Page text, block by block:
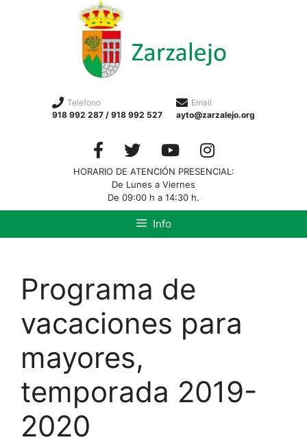
Telefono
918 992 287 / 918 992 527
Email
ayto@zarzalejo.org
HORARIO DE ATENCIÓN PRESENCIAL:
De Lunes a Viernes
De 09:00 h a 14:30 h.
Info
Programa de
vacaciones para
mayores,
temporada 2019-
2020